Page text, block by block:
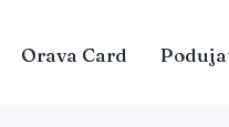
Orava Card